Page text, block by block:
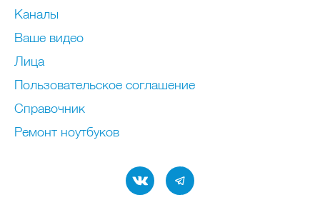
Каналы
Ваше видео
Лица
Пользовательское соглашение
Справочник
Ремонт нoутбуков